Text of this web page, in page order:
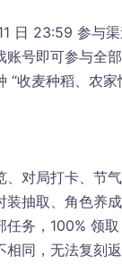
日 23:59 参与
账号即可参与全
“收麦种稻、农
、对局打卡、节
装抽取、角色养
任务， 100% 领
同，无法复刻